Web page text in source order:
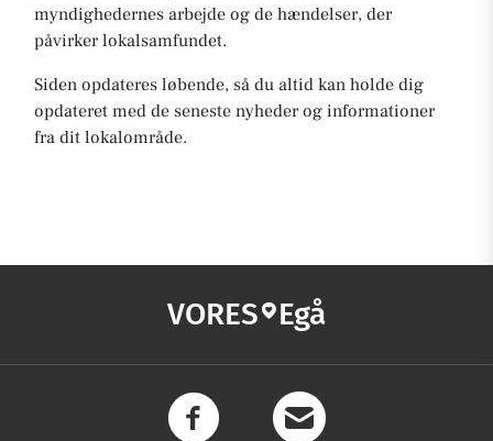
myndighedernes arbejde og de hændelser, der
påvirker lokalsamfundet.
Siden opdateres løbende, så du altid kan holde dig
opdateret med de seneste nyheder og informationer
fra dit lokalområde.
VORES Egå